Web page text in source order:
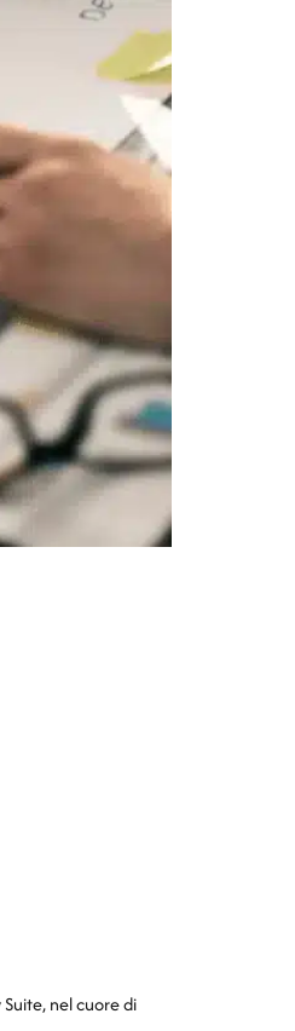
nel cuore di